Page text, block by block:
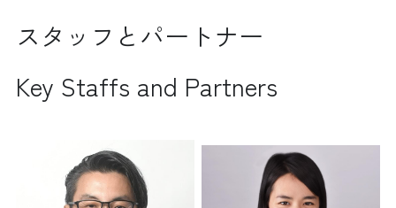
スタッフとパートナー
Key Staffs and Partners